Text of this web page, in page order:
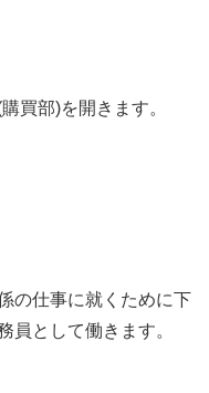
買部)を開きます。
の仕事に就くために下
員として働きます。